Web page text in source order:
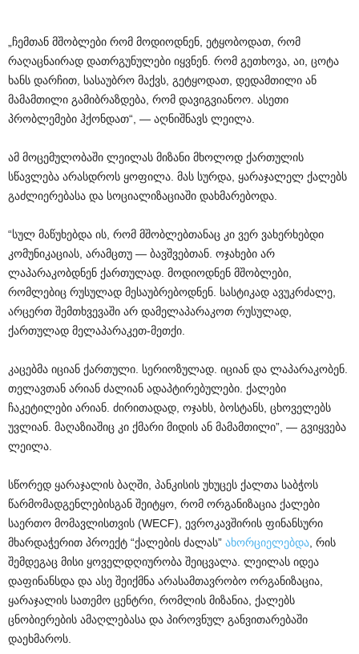
„ჩემთან მშობლები რომ მოდიოდნენ, ეტყობოდათ, რომ
რაღაცნაირად დათრგუნულები იყვნენ. რომ გეთხოვა, აი, ცოტა
ხანს დარჩით, სასაუბრო მაქვს, გეტყოდათ, დედამთილი ან
მამამთილი გამიბრაზდება, რომ დავიგვიანოო. ასეთი
პრობლემები ჰქონდათ“, — აღნიშნავს ლეილა.
ამ მოცემულობაში ლეილას მიზანი მხოლოდ ქართულის
სწავლება არასდროს ყოფილა. მას სურდა, ყარაჯალელ ქალებს
გაძლიერებასა და სოციალიზაციაში დახმარებოდა.
“სულ მაწუხებდა ის, რომ მშობლებთანაც კი ვერ ვახერხებდი
კომუნიკაციას, არამცთუ — ბავშვებთან. ოჯახები არ
ლაპარაკობდნენ ქართულად. მოდიოდნენ მშობლები,
რომლებიც რუსულად მესაუბრებოდნენ. სასტიკად ავუკრძალე,
არცერთ შემთხვევაში არ დამელაპარაკოთ რუსულად,
ქართულად მელაპარაკეთ-მეთქი.
კაცებმა იციან ქართული. სერიოზულად. იციან და ლაპარაკობენ.
თელავთან არიან ძალიან ადაპტირებულები. ქალები
ჩაკეტილები არიან. ძირითადად, ოჯახს, ბოსტანს, ცხოველებს
უვლიან. მაღაზიაშიც კი ქმარი მიდის ან მამამთილი”, — გვიყვება
ლეილა.
სწორედ ყარაჯალის ბაღში, პანკისის უხუცეს ქალთა საბჭოს
წარმომადგენლებისგან შეიტყო, რომ ორგანიზაცია ქალები
საერთო მომავლისთვის (WECF), ევროკავშირის ფინანსური
მხარდაჭერით პროექტ “ქალების ძალას” ახორციელებდა , რის
შემდეგაც მისი ყოველდღიურობა შეიცვალა. ლეილას იდეა
დაფინანსდა და ასე შეიქმნა არასამთავრობო ორგანიზაცია,
ყარაჯალის სათემო ცენტრი, რომლის მიზანია, ქალებს
ცნობიერების ამაღლებასა და პიროვნულ განვითარებაში
დაეხმაროს.